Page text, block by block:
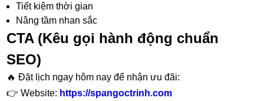
Tiết kiệm thời gian
Nâng tầm nhan sắc
CTA (Kêu gọi hành động chuẩn
SEO)
🔥 Đặt lịch ngay hôm nay để nhận ưu đãi:
👉 Website: https://spangoctrinh.com